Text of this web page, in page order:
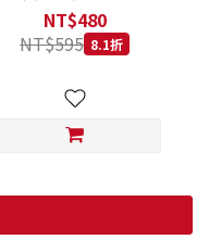
羊肉藍莓 小顆粒 800G
NT$480
NT$595 8.1折